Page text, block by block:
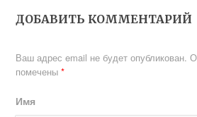
ДОБАВИТЬ КОММЕНТАРИЙ
Ваш адрес email не будет опубликован.
помечены*
Имя